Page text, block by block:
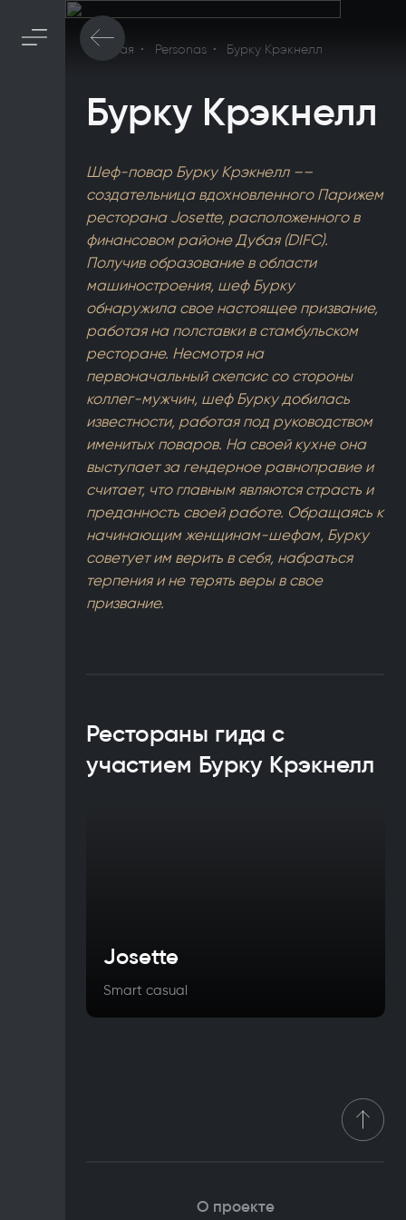
Главная Personas Бурку Крэкнелл
Бурку Крэкнелл
Шеф-повар Бурку Крэкнелл ––
создательница вдохновленного Парижем
ресторана Josette, расположенного в
финансовом районе Дубая (DIFC).
Получив образование в области
машиностроения, шеф Бурку
обнаружила свое настоящее призвание,
работая на полставки в стамбульском
ресторане. Несмотря на
первоначальный скепсис со стороны
коллег-мужчин, шеф Бурку добилась
известности, работая под руководством
именитых поваров. На своей кухне она
выступает за гендерное равноправие и
считает, что главным являются страсть и
преданность своей работе. Обращаясь к
начинающим женщинам-шефам, Бурку
советует им верить в себя, набраться
терпения и не терять веры в свое
призвание.
Рестораны гида с
участием Бурку Крэкнелл
Josette
Smart casual
О проекте